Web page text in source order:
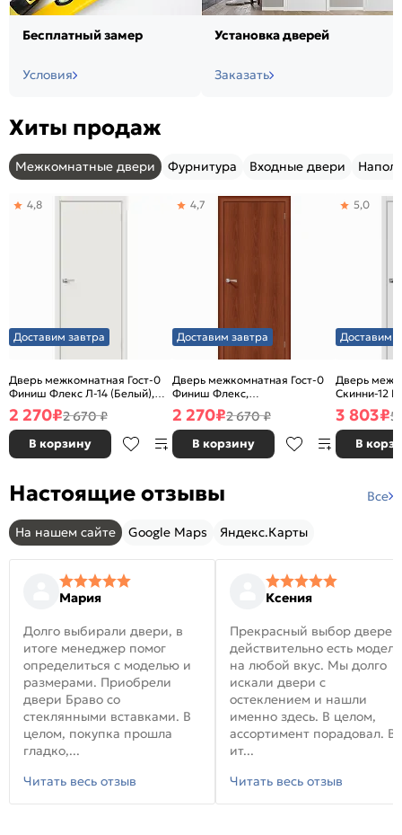
Бесплатный замер
Условия
Установка дверей
Заказать
Хиты продаж
Межкомнатные двери Фурнитура Входные двери
Доставим завтра
Дверь межкомнатная Гост-0
Финиш Флекс Л-14 (Белый),
глухая, каркасно-щитовая
4,8
2 270₽2 670 ₽
В корзину
Доставим завтра
Дверь межкомнатная Гост-0
Финиш Флекс,
Ламинированные Л-11
(ИталОрех), глухая, каркасно-
щитовая
4,7
2 270₽2 670 ₽
В корзину
Доставим
Дверь
Скинни-12
глухая,
5,0
3 803₽5
В
Настоящие отзывы Все
На нашем сайте Google Maps Яндекс.Карты
Мария
Долго выбирали двери, в
итоге менеджер помог
определиться с моделью и
размерами. Приобрели
двери Браво со
стеклянными вставками. В
целом, покупка прошла
гладко,...
Читать весь отзыв
Ксения
Прекрасный выбор
действительно есть модели
на любой вкус. Мы долго
искали двери с
остеклением и нашли
именно здесь. В целом,
ассортимент порадовал. В
ит...
Читать весь отзыв